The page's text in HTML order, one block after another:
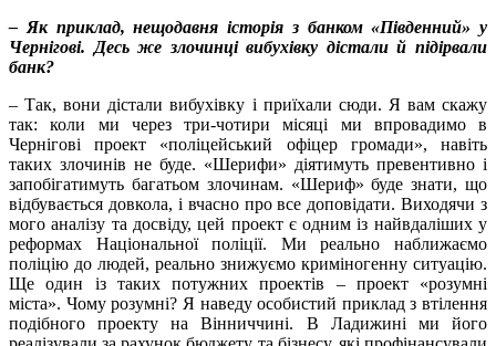
– Як приклад, нещодавня історія з банком «Південний» у
Чернігові. Десь же злочинці вибухівку дістали й підірвали
банк?
– Так, вони дістали вибухівку і приїхали сюди. Я вам скажу
так: коли ми через три-чотири місяці ми впровадимо в
Чернігові проект «поліцейський офіцер громади», навіть
таких злочинів не буде. «Шерифи» діятимуть превентивно і
запобігатимуть багатьом злочинам. «Шериф» буде знати, що
відбувається довкола, і вчасно про все доповідати. Виходячи з
мого аналізу та досвіду, цей проект є одним із найвдаліших у
реформах Національної поліції. Ми реально наближаємо
поліцію до людей, реально знижуємо криміногенну ситуацію.
Ще один із таких потужних проектів – проект «розумні
міста». Чому розумні? Я наведу особистий приклад з втілення
подібного проекту на Вінниччині. В Ладижині ми його